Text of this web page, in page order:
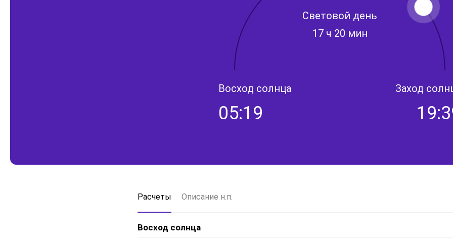
Световой день
17 ч 20 мин
Восход солнца
05:19
Заход
Расчеты Описание н.п.
Восход солнца